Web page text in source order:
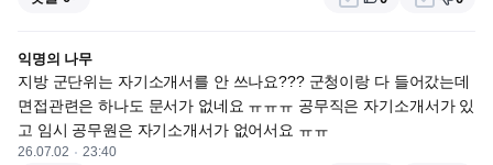
익명의 나무
지방 군단위는 자기소개서를 안 쓰나요??? 군청이랑 다 들어갔는데
면접관련은 하나도 문서가 없네요 ㅠㅠㅠ 공무직은 자기소개서가 있
고 임시 공무원은 자기소개서가 없어서요 ㅠㅠ
26.07.02 23:40